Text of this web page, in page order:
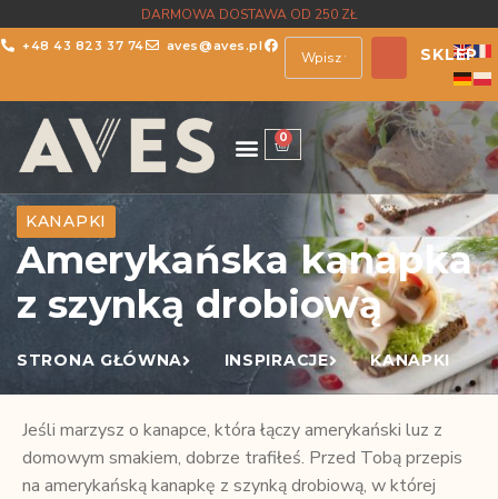
DARMOWA DOSTAWA OD 250 ZŁ
+48 43 823 37 74 aves@aves.pl SKLEP
0
KANAPKI
Amerykańska kanapka
z szynką drobiową
STRONA GŁÓWNA INSPIRACJE KANAPKI
Jeśli marzysz o kanapce, która łączy amerykański luz z
domowym smakiem, dobrze trafiłeś. Przed Tobą przepis
na amerykańską kanapkę z szynką drobiową, w której